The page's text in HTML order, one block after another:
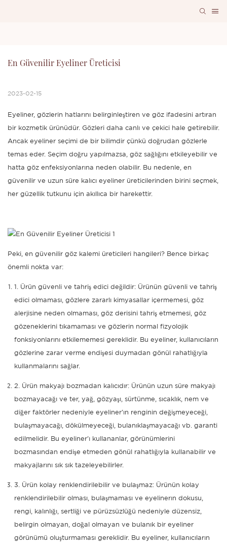
En Güvenilir Eyeliner Üreticisi
2023-02-15
Eyeliner, gözlerin hatlarını belirginleştiren ve göz ifadesini artıran
bir kozmetik ürünüdür. Gözleri daha canlı ve çekici hale getirebilir.
Ancak eyeliner seçimi de bir bilimdir çünkü doğrudan gözlerle
temas eder. Seçim doğru yapılmazsa, göz sağlığını etkileyebilir ve
hatta göz enfeksiyonlarına neden olabilir. Bu nedenle, en
güvenilir ve uzun süre kalıcı eyeliner üreticilerinden birini seçmek,
her güzellik tutkunu için akıllıca bir harekettir.
Peki, en güvenilir göz kalemi üreticileri hangileri? Bence birkaç
önemli nokta var:
1. Ürün güvenli ve tahriş edici değildir: Ürünün güvenli ve tahriş
edici olmaması, gözlere zararlı kimyasallar içermemesi, göz
alerjisine neden olmaması, göz derisini tahriş etmemesi, göz
gözeneklerini tıkamaması ve gözlerin normal fizyolojik
fonksiyonlarını etkilememesi gereklidir. Bu eyeliner, kullanıcıların
gözlerine zarar verme endişesi duymadan gönül rahatlığıyla
kullanmalarını sağlar.
2. Ürün makyajı bozmadan kalıcıdır: Ürünün uzun süre makyajı
bozmayacağı ve ter, yağ, gözyaşı, sürtünme, sıcaklık, nem ve
diğer faktörler nedeniyle eyeliner'ın renginin değişmeyeceği,
bulaşmayacağı, dökülmeyeceği, bulanıklaşmayacağı vb. garanti
edilmelidir. Bu eyeliner'ı kullananlar, görünümlerini
bozmasından endişe etmeden gönül rahatlığıyla kullanabilir ve
makyajlarını sık sık tazeleyebilirler.
3. Ürün kolay renklendirilebilir ve bulaşmaz: Ürünün kolay
renklendirilebilir olması, bulaşmaması ve eyelinerın dokusu,
rengi, kalınlığı, sertliği ve pürüzsüzlüğü nedeniyle düzensiz,
belirgin olmayan, doğal olmayan ve bulanık bir eyeliner
görünümü oluşturmaması gereklidir. Bu eyeliner, kullanıcıların